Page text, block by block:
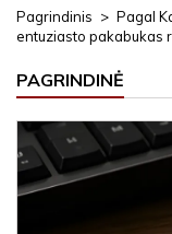
Pagrindinis Pagal
entuziasto pakabukas
PAGRINDINĖ